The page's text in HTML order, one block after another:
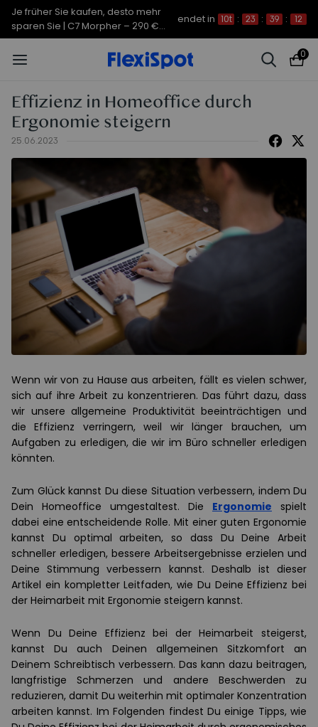
Je früher Sie kaufen, desto mehr
sparen Sie | C7 Morpher – 290 €
Rabatt
endet in 10t : 23 : 39 : 11
0
Effizienz in Homeoffice durch
Ergonomie steigern
25.06.2023
Wenn wir von zu Hause aus arbeiten, fällt es vielen schwer,
sich auf ihre Arbeit zu konzentrieren. Das führt dazu, dass
wir unsere allgemeine Produktivität beeinträchtigen und
die Effizienz verringern, weil wir länger brauchen, um
Aufgaben zu erledigen, die wir im Büro schneller erledigen
könnten.
Zum Glück kannst Du diese Situation verbessern, indem Du
Dein Homeoffice umgestaltest. Die Ergonomie spielt
dabei eine entscheidende Rolle. Mit einer guten Ergonomie
kannst Du optimal arbeiten, so dass Du Deine Arbeit
schneller erledigen, bessere Arbeitsergebnisse erzielen und
Deine Stimmung verbessern kannst. Deshalb ist dieser
Artikel ein kompletter Leitfaden, wie Du Deine Effizienz bei
der Heimarbeit mit Ergonomie steigern kannst.
Wenn Du Deine Effizienz bei der Heimarbeit steigerst,
kannst Du auch Deinen allgemeinen Sitzkomfort an
Deinem Schreibtisch verbessern. Das kann dazu beitragen,
langfristige Schmerzen und andere Beschwerden zu
reduzieren, damit Du weiterhin mit optimaler Konzentration
arbeiten kannst. Im Folgenden findest Du einige Tipps, wie